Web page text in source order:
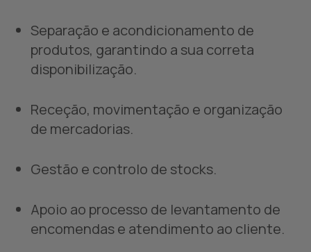
Separação e acondicionamento de
produtos, garantindo a sua correta
disponibilização.
Receção, movimentação e organização
de mercadorias.
Gestão e controlo de stocks.
Apoio ao processo de levantamento de
encomendas e atendimento ao cliente.